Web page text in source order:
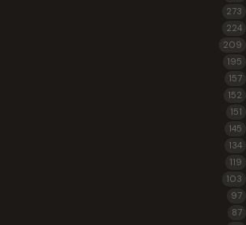
273
224
209
195
157
152
151
145
134
119
103
97
87